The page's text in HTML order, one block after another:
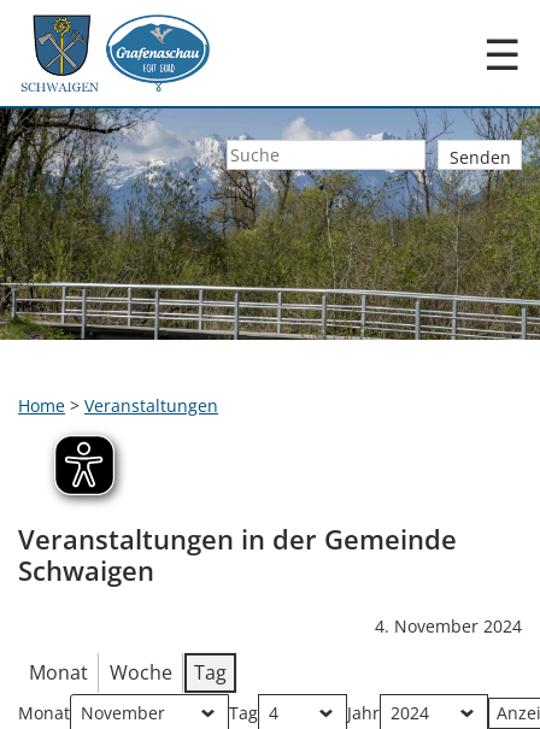
☰
Home > Veranstaltungen
Veranstaltungen in der Gemeinde
Schwaigen
4. November 2024
Monat Woche Tag
Monat Tag Jahr